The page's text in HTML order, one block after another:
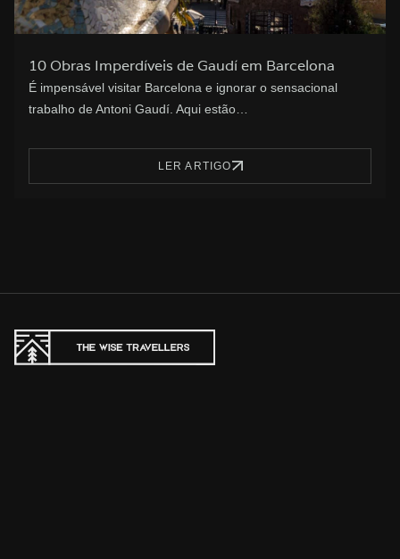
10 Obras Imperdíveis de Gaudí em Barcelona
É impensável visitar Barcelona e ignorar o sensacional
trabalho de Antoni Gaudí. Aqui estão…
LER ARTIGO